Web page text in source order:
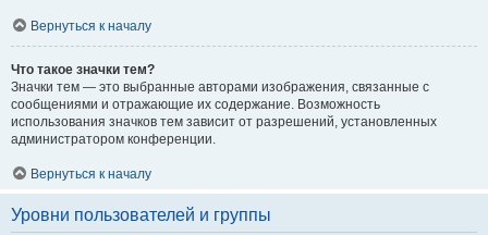
Вернуться к началу
Что такое значки тем?
Значки тем — это выбранные авторами изображения, связанные с
сообщениями и отражающие их содержание. Возможность
использования значков тем зависит от разрешений, установленных
администратором конференции.
Вернуться к началу
Уровни пользователей и группы